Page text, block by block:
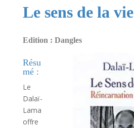
Le sens de la vie
Edition : Dangles
Résu
mé :
Le
Dalaï-
Lama
offre